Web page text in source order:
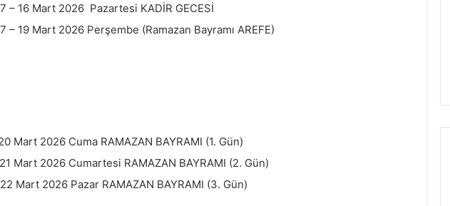
– 16 Mart 2026 Pazartesi KADİR GECESİ
– 19 Mart 2026 Perşembe (Ramazan Bayramı AREFE)
Mart 2026 Cuma RAMAZAN BAYRAMI (1. Gün)
Mart 2026 Cumartesi RAMAZAN BAYRAMI (2. Gün)
Mart 2026 Pazar RAMAZAN BAYRAMI (3. Gün)